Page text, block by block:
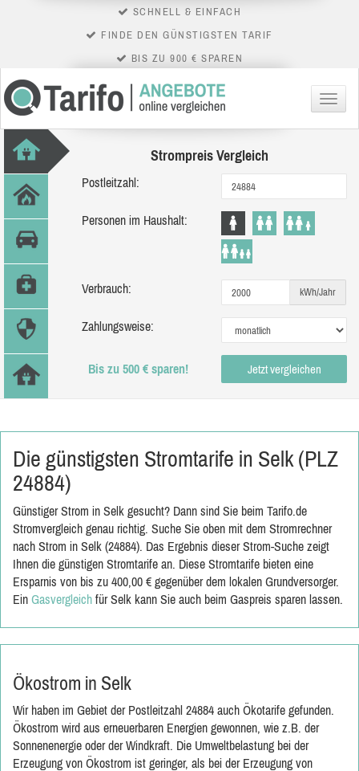
SCHNELL & EINFACH
FINDE DEN GÜNSTIGSTEN TARIF
BIS ZU 900 € SPAREN
Menü
Strompreis Vergleich
Postleitzahl:
Personen im Haushalt:
Verbrauch: kWh/Jahr
Zahlungsweise:
Bis zu 500 € sparen! Jetzt vergleichen
Die günstigsten Stromtarife in Selk (PLZ
24884)
Günstiger Strom in Selk gesucht? Dann sind Sie beim Tarifo.de
Stromvergleich genau richtig. Suche Sie oben mit dem Stromrechner
nach Strom in Selk (24884). Das Ergebnis dieser Strom-Suche zeigt
Ihnen die günstigen Stromtarife an. Diese Stromtarife bieten eine
Ersparnis von bis zu 400,00 € gegenüber dem lokalen Grundversorger.
Ein Gasvergleich für Selk kann Sie auch beim Gaspreis sparen lassen.
Ökostrom in Selk
Wir haben im Gebiet der Postleitzahl 24884 auch Ökotarife gefunden.
Ökostrom wird aus erneuerbaren Energien gewonnen, wie z.B. der
Sonnenenergie oder der Windkraft. Die Umweltbelastung bei der
Erzeugung von Ökostrom ist geringer, als bei der Erzeugung von